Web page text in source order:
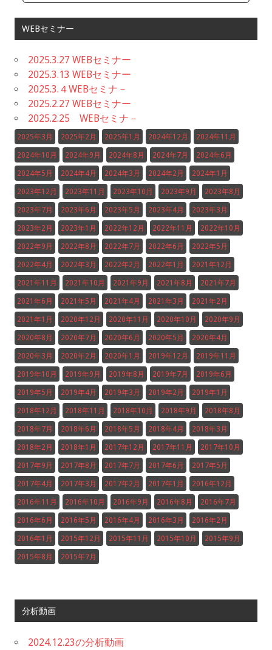
WEBセミナー
2025.3.27 WEBセミナー
2025.3.13 WEBセミナー
2025.3.４WEBセミナ－
2025.2.27 WEBセミナー
2025.2.25 WEBセミナ－
2025年3月 2025年2月 2025年1月 2024年12月 2024年11月
2024年10月 2024年9月 2024年8月 2024年7月 2024年6月
2024年5月 2024年4月 2024年3月 2024年2月 2024年1月
2023年12月 2023年11月 2023年10月 2023年9月 2023年8月
2023年7月 2023年6月 2023年5月 2023年4月 2023年3月
2023年2月 2023年1月 2022年12月 2022年11月 2022年10月
2022年9月 2022年8月 2022年7月 2022年6月 2022年5月
2022年4月 2022年3月 2022年2月 2022年1月 2021年12月
2021年11月 2021年10月 2021年9月 2021年8月 2021年7月
2021年6月 2021年5月 2021年4月 2021年3月 2021年2月
2021年1月 2020年12月 2020年11月 2020年10月 2020年9月
2020年8月 2020年7月 2020年6月 2020年5月 2020年4月
2020年3月 2020年2月 2020年1月 2019年12月 2019年11月
2019年10月 2019年9月 2019年8月 2019年7月 2019年6月
2019年5月 2019年4月 2019年3月 2019年2月 2019年1月
2018年12月 2018年11月 2018年10月 2018年9月 2018年8月
2018年7月 2018年6月 2018年5月 2018年4月 2018年3月
2018年2月 2018年1月 2017年12月 2017年11月 2017年10月
2017年9月 2017年8月 2017年7月 2017年6月 2017年5月
2017年4月 2017年3月 2017年2月 2017年1月 2016年12月
2016年11月 2016年10月 2016年9月 2016年8月 2016年7月
2016年6月 2016年5月 2016年4月 2016年3月 2016年2月
2016年1月 2015年12月 2015年11月 2015年10月 2015年9月
2015年8月 2015年7月
分析動画
2024.12.23の分析動画